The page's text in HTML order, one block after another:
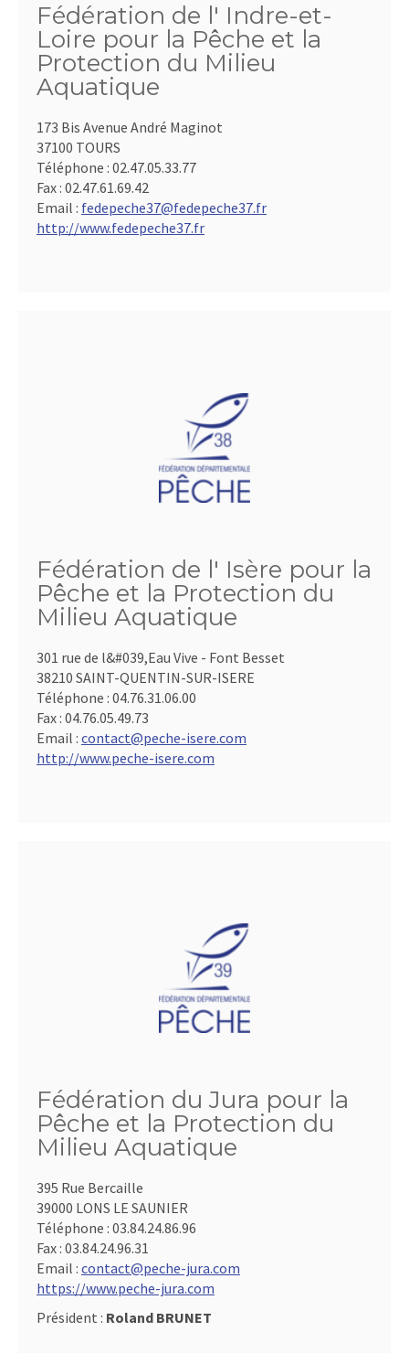
Fédération de l' Indre-et-
Loire pour la Pêche et la
Protection du Milieu
Aquatique
173 Bis Avenue André Maginot
37100 TOURS
Téléphone : 02.47.05.33.77
Fax : 02.47.61.69.42
Email : fedepeche37@fedepeche37.fr
http://www.fedepeche37.fr
Fédération de l' Isère pour la
Pêche et la Protection du
Milieu Aquatique
301 rue de l&#039,Eau Vive - Font Besset
38210 SAINT-QUENTIN-SUR-ISERE
Téléphone : 04.76.31.06.00
Fax : 04.76.05.49.73
Email : contact@peche-isere.com
http://www.peche-isere.com
Fédération du Jura pour la
Pêche et la Protection du
Milieu Aquatique
395 Rue Bercaille
39000 LONS LE SAUNIER
Téléphone : 03.84.24.86.96
Fax : 03.84.24.96.31
Email : contact@peche-jura.com
https://www.peche-jura.com
Président : Roland BRUNET